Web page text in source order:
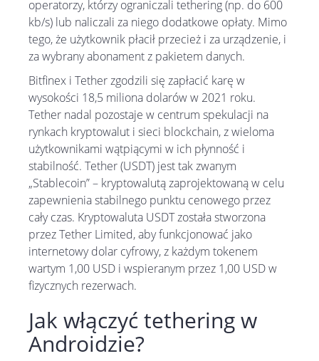
operatorzy, którzy ograniczali tethering (np. do 600
kb/s) lub naliczali za niego dodatkowe opłaty. Mimo
tego, że użytkownik płacił przecież i za urządzenie, i
za wybrany abonament z pakietem danych.
Bitfinex i Tether zgodzili się zapłacić karę w
wysokości 18,5 miliona dolarów w 2021 roku.
Tether nadal pozostaje w centrum spekulacji na
rynkach kryptowalut i sieci blockchain, z wieloma
użytkownikami wątpiącymi w ich płynność i
stabilność. Tether (USDT) jest tak zwanym
„Stablecoin” – kryptowalutą zaprojektowaną w celu
zapewnienia stabilnego punktu cenowego przez
cały czas. Kryptowaluta USDT została stworzona
przez Tether Limited, aby funkcjonować jako
internetowy dolar cyfrowy, z każdym tokenem
wartym 1,00 USD i wspieranym przez 1,00 USD w
fizycznych rezerwach.
Jak włączyć tethering w
Androidzie?